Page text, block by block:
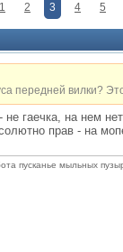
1 2 3 4 5
передней вилки?
не гаечка, на нем
прав - на
пусканье мыльных